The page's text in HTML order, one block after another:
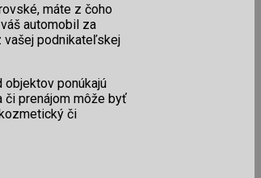
máte z čoho
automobil za
vašej podnikateľskej
ponúkajú
či prenájom môže byť
či